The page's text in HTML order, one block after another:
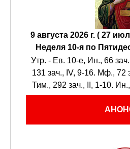
9 августа 2026 г. ( 27
Неделя 10-я по
Утр. - Ев. 10-е, Ин., 66
131 зач., IV, 9-16. Мф., 72
Тим., 292 зач., II, 1-10.